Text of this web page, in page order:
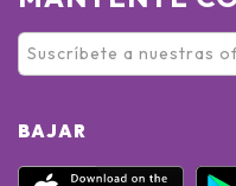
BAJAR